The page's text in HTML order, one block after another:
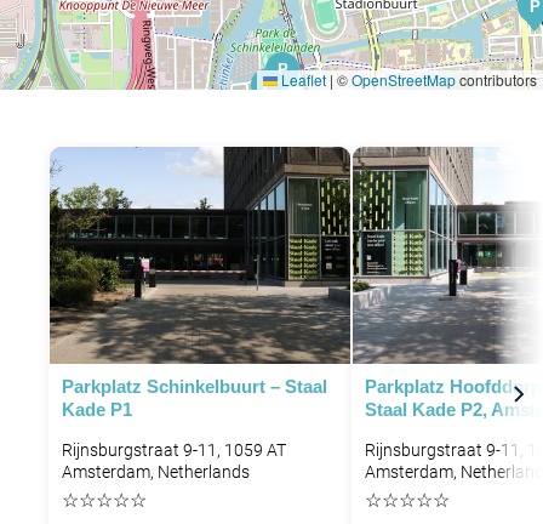
P
P
P
P
Leaflet | ©OpenStreetMapcontributors
Parkplatz Schinkelbuurt – Staal
Kade P1
Rijnsburgstraat 9-11, 1059 AT
Amsterdam, Netherlands
☆☆☆☆☆
Parkplatz
Staal Kade P2,
Rijnsburgstraat 9-11,
Amsterdam,
☆☆☆☆☆